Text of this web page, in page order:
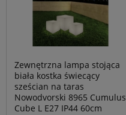
Zewnętrzna lampa stojąca
biała kostka świecący
sześcian na taras
Nowodvorski 8965 Cumulus
Cube L E27 IP44 60cm